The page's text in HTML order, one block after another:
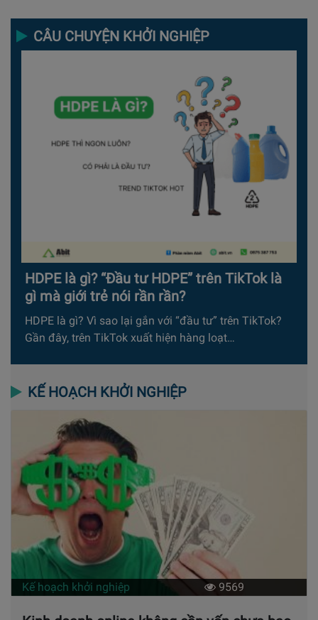
CÂU CHUYỆN KHỞI NGHIỆP
HDPE là gì? “Đầu tư HDPE” trên TikTok là
gì mà giới trẻ nói rần rần?
HDPE là gì? Vì sao lại gắn với “đầu tư” trên TikTok?
Gần đây, trên TikTok xuất hiện hàng loạt…
KẾ HOẠCH KHỞI NGHIỆP
Kế hoạch khởi nghiệp 9569